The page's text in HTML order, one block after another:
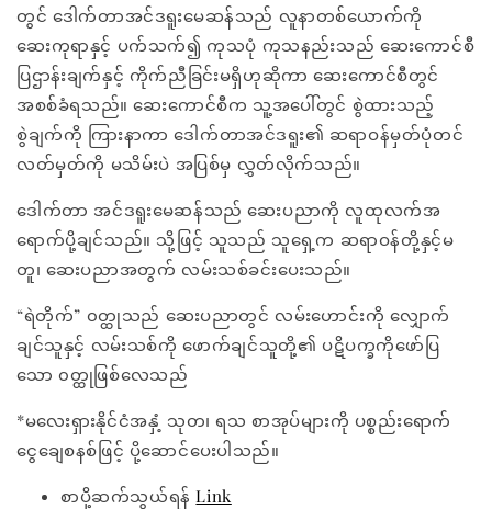
တွင် ဒေါက်တာအင်ဒရူးမေဆန်သည် လူနာတစ်ယောက်ကို
ဆေးကုရာနှင့် ပက်သက်၍ ကုသပုံ ကုသနည်းသည် ဆေးကောင်စီ
ပြဌာန်းချက်နှင့် ကိုက်ညီခြင်းမရှိဟုဆိုကာ ဆေးကောင်စီတွင်
အစစ်ခံရသည်။ ဆေးကောင်စီက သူ့အပေါ်တွင် စွဲထားသည့်
စွဲချက်ကို ကြားနာကာ ဒေါက်တာအင်ဒရူး၏ ဆရာဝန်မှတ်ပုံတင်
လတ်မှတ်ကို မသိမ်းပဲ အပြစ်မှ လွှတ်လိုက်သည်။
ဒေါက်တာ အင်ဒရူးမေဆန်သည် ဆေးပညာကို လူထုလက်အ
ရောက်ပို့ချင်သည်။ သို့ဖြင့် သူသည် သူရှေ့က ဆရာဝန်တို့နှင့်မ
တူ၊ ဆေးပညာအတွက် လမ်းသစ်ခင်းပေးသည်။
“ရဲတိုက်” ၀တ္ထုသည် ဆေးပညာတွင် လမ်းဟောင်းကို လျှောက်
ချင်သူနှင့် လမ်းသစ်ကို ဖောက်ချင်သူတို့၏ ပဋိပက္ခကိုဖော်ပြ
သော ၀တ္ထုဖြစ်လေသည်
*မလေးရှားနိုင်ငံအနှံ့ သုတ၊ ရသ စာအုပ်များကို ပစ္စည်းရောက်
ငွေချေစနစ်ဖြင့် ပို့ဆောင်ပေးပါသည်။
စာပို့ဆက်သွယ်ရန်Link